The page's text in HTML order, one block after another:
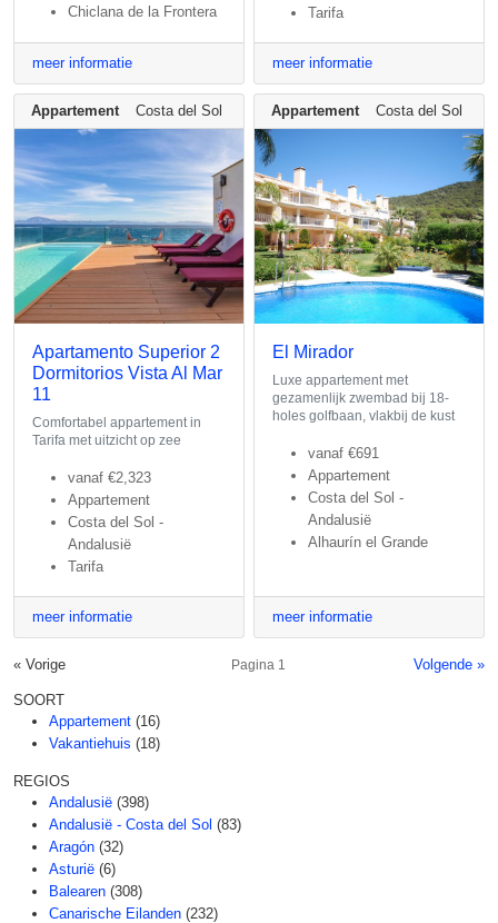
Chiclana de la Frontera
meer informatie
Tarifa
meer informatie
Appartement Costa del Sol - Andalusië
Apartamento Superior 2
Dormitorios Vista Al Mar
11
Comfortabel appartement in
Tarifa met uitzicht op zee
vanaf €2,323
Appartement
Costa del Sol -
Andalusië
Tarifa
meer informatie
Appartement Costa del Sol -
El Mirador
Luxe appartement met
gezamenlijk zwembad bij 18-
holes golfbaan, vlakbij de kust
vanaf €691
Appartement
Costa del Sol -
Andalusië
Alhaurín el Grande
meer informatie
« Vorige Volgende »
Pagina 1
SOORT
Appartement (16)
Vakantiehuis (18)
REGIOS
Andalusië (398)
Andalusië - Costa del Sol (83)
Aragón (32)
Asturië (6)
Balearen (308)
Canarische Eilanden (232)